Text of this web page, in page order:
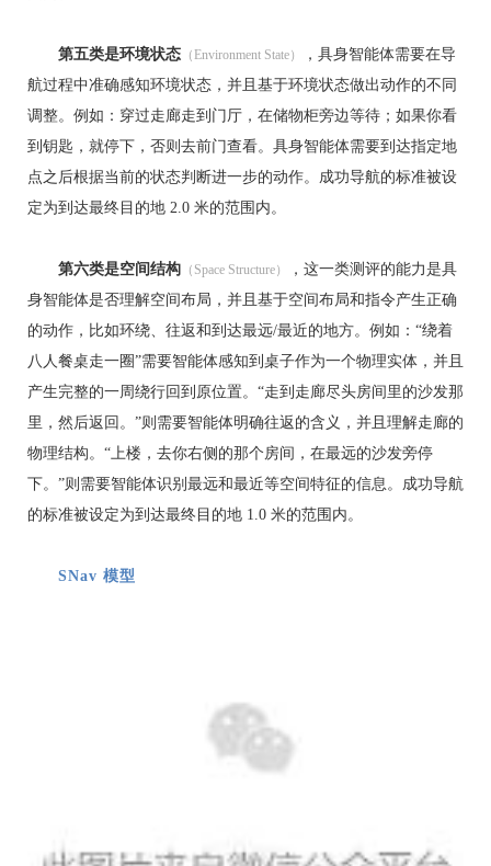
第五类是环境状态 （Environment State）
，具身智能体需要在导
航过程中准确感知环境状态，并且基于环境状态做出动作的不同
调整。例如：穿过走廊走到门厅，在储物柜旁边等待；如果你看
到钥匙，就停下，否则去前门查看。具身智能体需要到达指定地
点之后根据当前的状态判断进一步的动作。成功导航的标准被设
定为到达最终目的地 2.0 米的范围内。
第六类是空间结构 （Space Structure）
，这一类测评的能力是具
身智能体是否理解空间布局，并且基于空间布局和指令产生正确
的动作，比如环绕、往返和到达最远/最近的地方。例如：“绕着
八人餐桌走一圈”需要智能体感知到桌子作为一个物理实体，并且
产生完整的一周绕行回到原位置。“走到走廊尽头房间里的沙发那
里，然后返回。”则需要智能体明确往返的含义，并且理解走廊的
物理结构。“上楼，去你右侧的那个房间，在最远的沙发旁停
下。”则需要智能体识别最远和最近等空间特征的信息。成功导航
的标准被设定为到达最终目的地 1.0 米的范围内。
SNav 模型